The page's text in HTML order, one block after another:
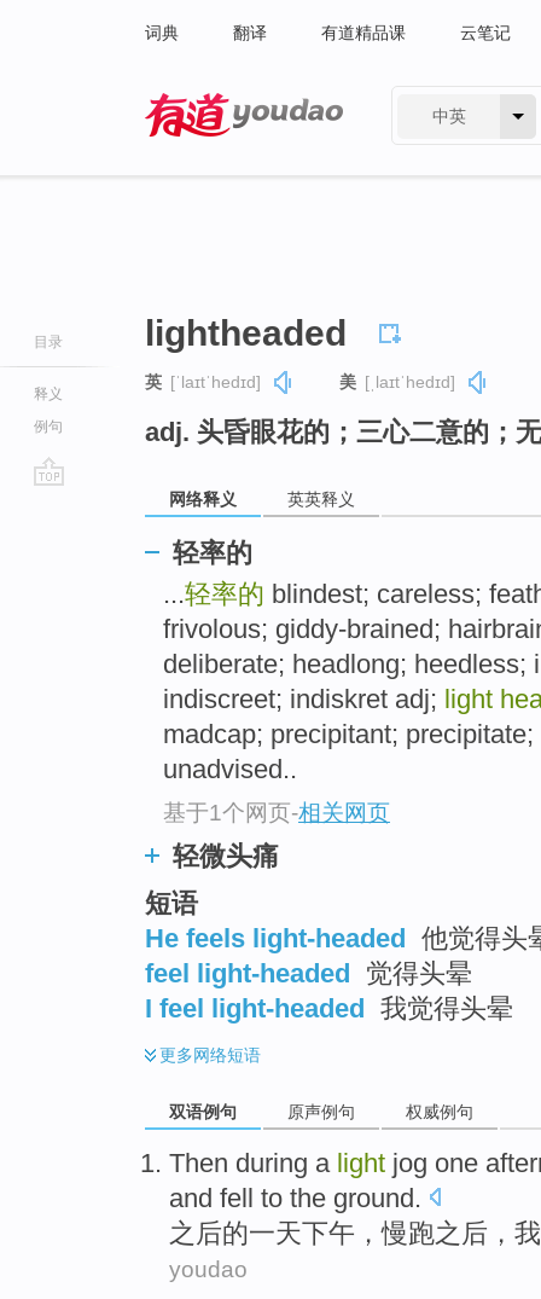
词典 翻译 有道精品课 云笔记
中英
目录
释义
例句
lightheaded
英 [ˈlaɪtˈhedɪd] 美 [ˌlaɪtˈhedɪd]
adj. 头昏眼花的；三心二意的；
网络释义 英英释义
轻率的
...轻率的 blindest; careless;
frivolous; giddy-brained;
deliberate; headlong; heedless;
indiscreet; indiskret adj; light
madcap; precipitant;
unadvised..
基于1个网页-相关网页
轻微头痛
短语
He feels light-headed 他觉得头
feel light-headed 觉得头晕
I feel light-headed 我觉得头晕
更多网络短语
双语例句 原声例句 权威例句
Then during a light jog one
and fell to the ground.
之后的一天下午 ，慢跑之后， 我
youdao